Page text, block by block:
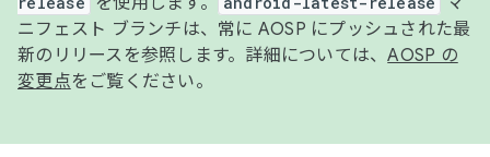
ニフェスト ブランチは、常に AOSP にプッシュされた最
新のリリースを参照します。詳細については、AOSP の
変更点をご覧ください。